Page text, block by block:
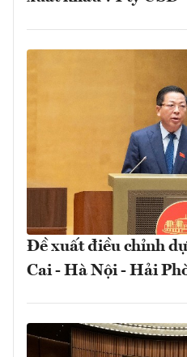
Đề xuất điều chỉnh
Cai - Hà Nội - Hải